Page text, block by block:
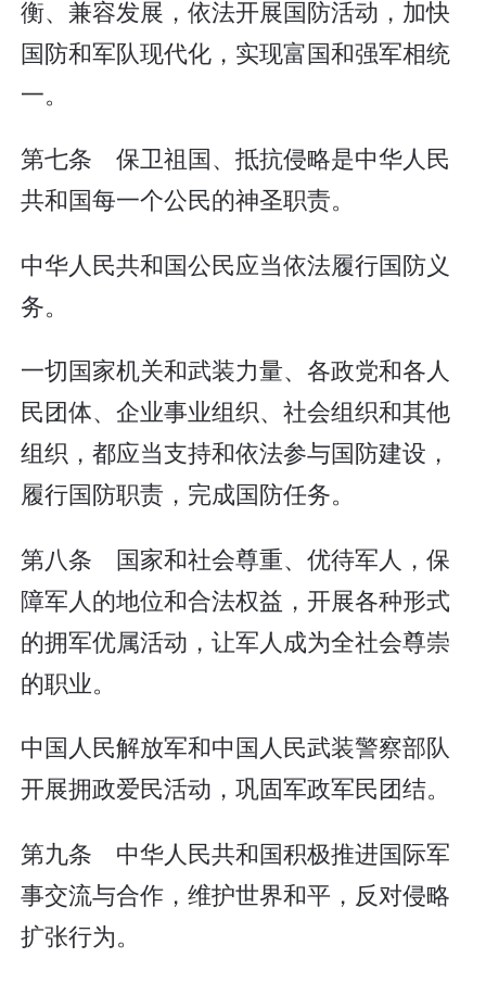
衡、兼容发展，依法开展国防活动，加快
国防和军队现代化，实现富国和强军相统
一。
第七条 保卫祖国、抵抗侵略是中华人民
共和国每一个公民的神圣职责。
中华人民共和国公民应当依法履行国防义
务。
一切国家机关和武装力量、各政党和各人
民团体、企业事业组织、社会组织和其他
组织，都应当支持和依法参与国防建设，
履行国防职责，完成国防任务。
第八条 国家和社会尊重、优待军人，保
障军人的地位和合法权益，开展各种形式
的拥军优属活动，让军人成为全社会尊崇
的职业。
中国人民解放军和中国人民武装警察部队
开展拥政爱民活动，巩固军政军民团结。
第九条 中华人民共和国积极推进国际军
事交流与合作，维护世界和平，反对侵略
扩张行为。